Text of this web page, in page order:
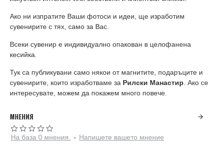
Ако ни изпратите Ваши фотоси и идеи, ще изработим
сувенирите с тях, само за Вас.
Всеки сувенир е индивидуално опакован в целофанена
кесийка.
Тук са публикувани само някои от магнитите, подаръците и
сувенирите, които изработваме за Рилски Манастир . Ако се
интересувате, можем да покажем много повече.
МНЕНИЯ
На база 0 мнения. - Напишете вашето мнение